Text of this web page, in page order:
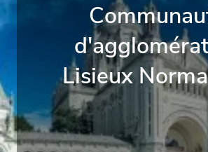
Lisieux